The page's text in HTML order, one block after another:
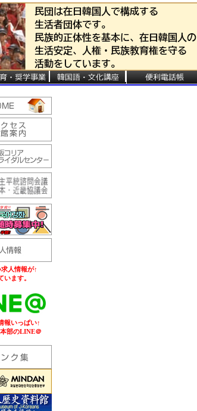
人情報が↑
います。
報いっぱい↑
部のLINE＠